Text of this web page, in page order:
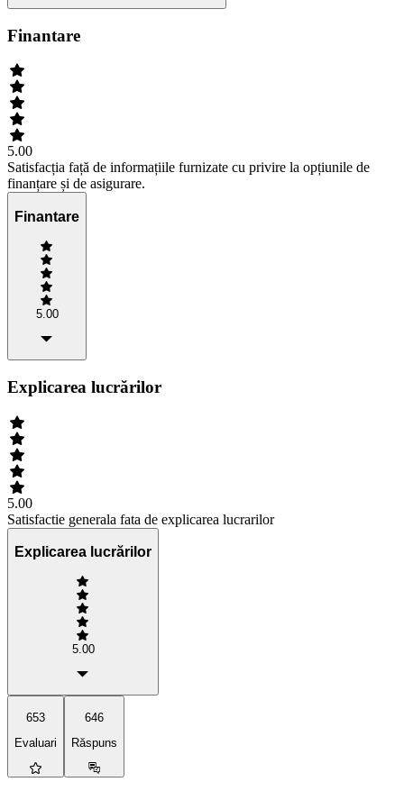
Finantare
5.00
Satisfacția față de informațiile furnizate cu privire la opțiunile de
finanțare și de asigurare.
Finantare
5.00
Explicarea lucrărilor
5.00
Satisfactie generala fata de explicarea lucrarilor
Explicarea lucrărilor
5.00
653
Evaluari
646
Răspuns